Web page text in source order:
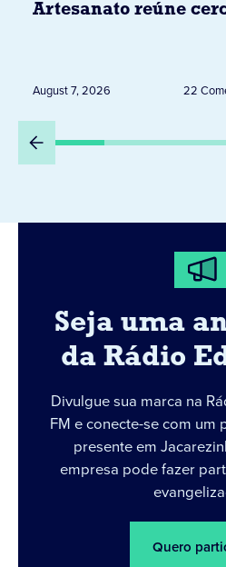
Artesanato reúne
August 7, 2026 22
Seja uma
da Rádio
Divulgue sua marca na
FM e conecte-se com um
presente em
empresa pode fazer
Quero